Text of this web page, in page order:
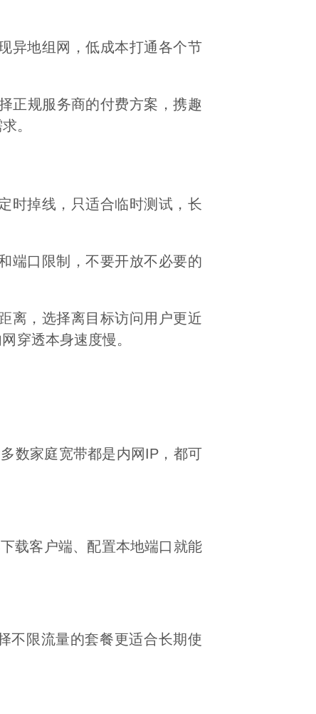
异地组网，低成本打通各个节
正规服务商的付费方案，携趣
。
时掉线，只适合临时测试，长
端口限制，不要开放不必要的
离，选择离目标访问用户更近
穿透本身速度慢。
数家庭宽带都是内网IP，都可
载客户端、配置本地端口就能
不限流量的套餐更适合长期使